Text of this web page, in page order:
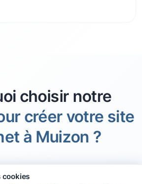
choisir notre
créer votre site
à Muizon ?
cookies